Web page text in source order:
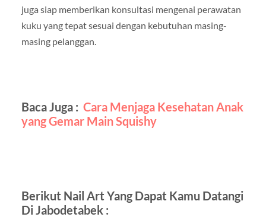
juga siap memberikan konsultasi mengenai perawatan
kuku yang tepat sesuai dengan kebutuhan masing-
masing pelanggan.
Baca Juga : Cara Menjaga Kesehatan Anak
yang Gemar Main Squishy
Berikut Nail Art Yang Dapat Kamu Datangi
Di Jabodetabek :